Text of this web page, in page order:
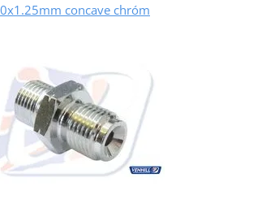
concave chróm